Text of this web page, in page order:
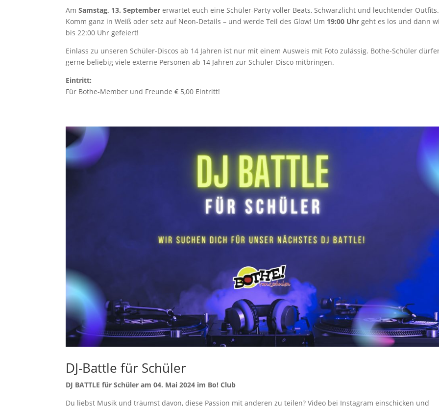
AmSamstag, 13. September erwartet euch eine Schüler-Party voller Beats, Schwarzlicht und leuchtender Outfits.
Komm ganz in Weiß oder setz auf Neon-Details – und werde Teil des Glow! Um 19:00 Uhr geht es los und dann
bis 22:00 Uhr gefeiert!
Einlass zu unseren Schüler-Discos ab 14 Jahren ist nur mit einem Ausweis mit Foto zulässig. Bothe-Schüler
gerne beliebig viele externe Personen ab 14 Jahren zur Schüler-Disco mitbringen.
Eintritt:
Für Bothe-Member und Freunde € 5,00 Eintritt!
DJ-Battle für Schüler
DJ BATTLE für Schüler am 04. Mai 2024 im Bo! Club
Du liebst Musik und träumst davon, diese Passion mit anderen zu teilen? Video bei Instagram einschicken und